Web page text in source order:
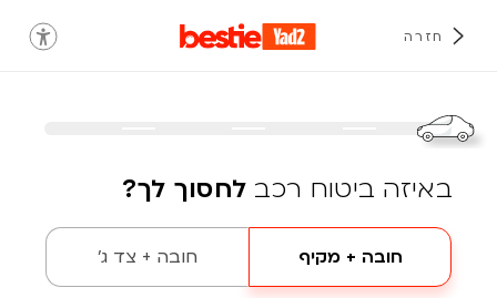
חזרה
באיזה ביטוח רכב לחסוך לך?
חובה + מקיף חובה + צד ג'